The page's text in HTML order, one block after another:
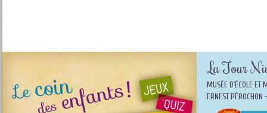
La Tour
MUSÉE D'ÉCOLE ET
ERNEST